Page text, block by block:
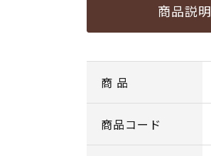
商品説明
商 品
商品コード